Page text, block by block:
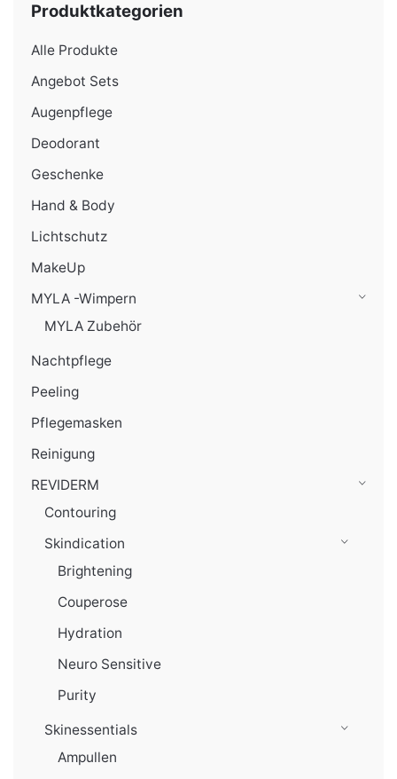
Produktkategorien
Alle Produkte
Angebot Sets
Augenpflege
Deodorant
Geschenke
Hand & Body
Lichtschutz
MakeUp
MYLA -Wimpern
MYLA Zubehör
Nachtpflege
Peeling
Pflegemasken
Reinigung
REVIDERM
Contouring
Skindication
Brightening
Couperose
Hydration
Neuro Sensitive
Purity
Skinessentials
Ampullen